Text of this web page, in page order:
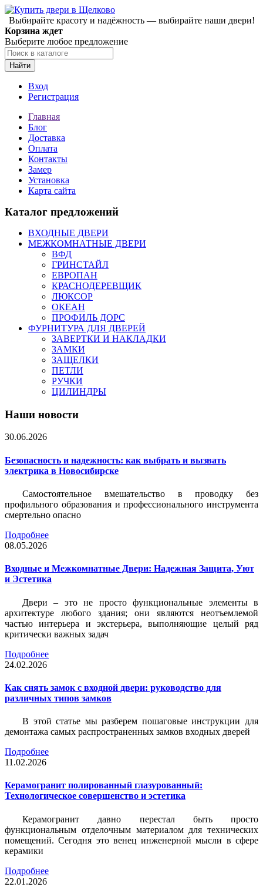
Выбирайте красоту и надёжность — выбирайте наши двери!
Корзина ждет
Выберите любое предложение
Найти
Вход
Регистрация
Главная
Блог
Доставка
Оплата
Контакты
Замер
Установка
Карта сайта
Каталог предложений
ВХОДНЫЕ ДВЕРИ
МЕЖКОМНАТНЫЕ ДВЕРИ
ВФД
ГРИНСТАЙЛ
ЕВРОПАН
КРАСНОДЕРЕВЩИК
ЛЮКСОР
ОКЕАН
ПРОФИЛЬ ДОРС
ФУРНИТУРА ДЛЯ ДВЕРЕЙ
ЗАВЕРТКИ И НАКЛАДКИ
ЗАМКИ
ЗАЩЕЛКИ
ПЕТЛИ
РУЧКИ
ЦИЛИНДРЫ
Наши новости
30.06.2026
Безопасность и надежность: как выбрать и вызвать
электрика в Новосибирске
Самостоятельное вмешательство в проводку без
профильного образования и профессионального инструмента
смертельно опасно
Подробнее
08.05.2026
Входные и Межкомнатные Двери: Надежная Защита, Уют
и Эстетика
Двери – это не просто функциональные элементы в
архитектуре любого здания; они являются неотъемлемой
частью интерьера и экстерьера, выполняющие целый ряд
критически важных задач
Подробнее
24.02.2026
Как снять замок с входной двери: руководство для
различных типов замков
В этой статье мы разберем пошаговые инструкции для
демонтажа самых распространенных замков входных дверей
Подробнее
11.02.2026
Керамогранит полированный глазурованный:
Технологическое совершенство и эстетика
Керамогранит давно перестал быть просто
функциональным отделочным материалом для технических
помещений. Сегодня это венец инженерной мысли в сфере
керамики
Подробнее
22.01.2026